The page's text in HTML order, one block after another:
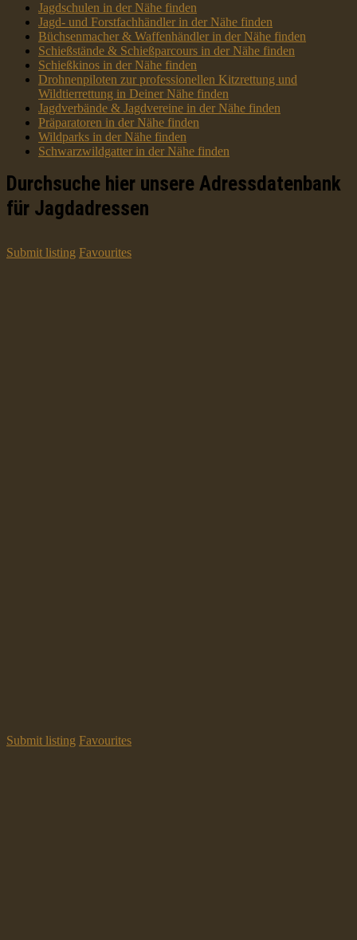
Jagdschulen in der Nähe finden
Jagd- und Forstfachhändler in der Nähe finden
Büchsenmacher & Waffenhändler in der Nähe finden
Schießstände & Schießparcours in der Nähe finden
Schießkinos in der Nähe finden
Drohnenpiloten zur professionellen Kitzrettung und
Wildtierrettung in Deiner Nähe finden
Jagdverbände & Jagdvereine in der Nähe finden
Präparatoren in der Nähe finden
Wildparks in der Nähe finden
Schwarzwildgatter in der Nähe finden
Durchsuche hier unsere Adressdatenbank
für Jagdadressen
Submit listing Favourites
Submit listing Favourites